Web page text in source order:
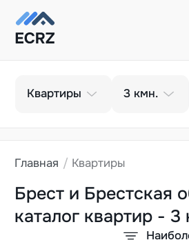
Тип
Квартиры Кол-во
3 кмн.
Главная Квартиры
Брест и Брестская
каталог квартир -